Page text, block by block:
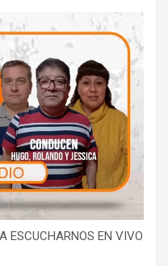
ESCUCHARNOS EN VIVO